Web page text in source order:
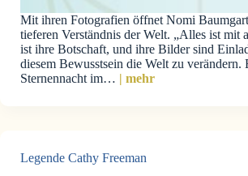
Mit ihren Fotografien öffnet Nomi
tieferen Verständnis der Welt. „Alles ist mit
ist ihre Botschaft, und ihre Bilder sind
diesem Bewusstsein die Welt zu verändern.
Sternennacht im… | mehr
Legende Cathy Freeman